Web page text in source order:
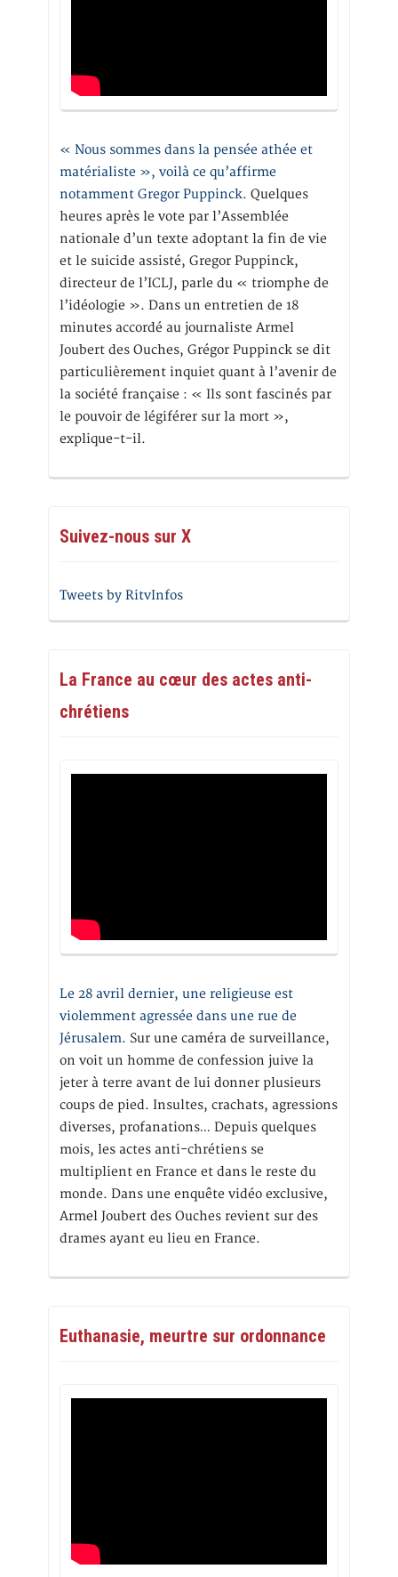
« Nous sommes dans la pensée athée et
matérialiste », voilà ce qu’affirme
notamment Gregor Puppinck. Quelques
heures après le vote par l’Assemblée
nationale d’un texte adoptant la fin de vie
et le suicide assisté, Gregor Puppinck,
directeur de l’ICLJ, parle du « triomphe de
l’idéologie ». Dans un entretien de 18
minutes accordé au journaliste Armel
Joubert des Ouches, Grégor Puppinck se dit
particulièrement inquiet quant à l’avenir de
la société française : « Ils sont fascinés par
le pouvoir de légiférer sur la mort »,
explique-t-il.
Suivez-nous sur X
Tweets by RitvInfos
La France au cœur des actes anti-
chrétiens
Le 28 avril dernier, une religieuse est
violemment agressée dans une rue de
Jérusalem. Sur une caméra de surveillance,
on voit un homme de confession juive la
jeter à terre avant de lui donner plusieurs
coups de pied. Insultes, crachats, agressions
diverses, profanations… Depuis quelques
mois, les actes anti-chrétiens se
multiplient en France et dans le reste du
monde. Dans une enquête vidéo exclusive,
Armel Joubert des Ouches revient sur des
drames ayant eu lieu en France.
Euthanasie, meurtre sur ordonnance